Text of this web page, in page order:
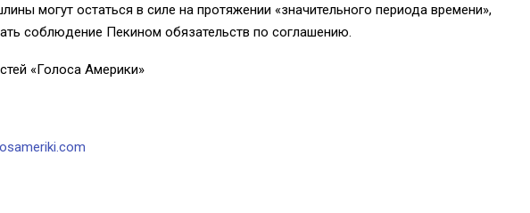
могут остаться в силе на протяжении «значительного периода времени»,
соблюдение Пекином обязательств по соглашению.
«Голоса Америки»